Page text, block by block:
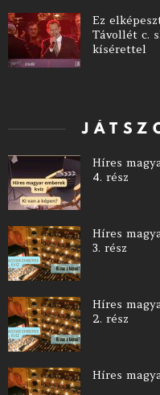
Ez
Távollét c.
kísérettel
Híres
4. rész
Híres
3. rész
Híres
2. rész
Híres